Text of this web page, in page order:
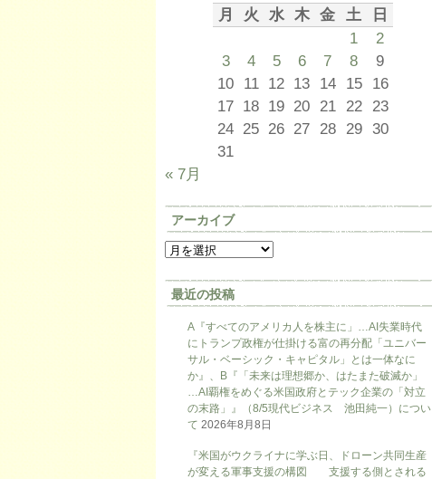
月 火 水 木 金 土
日
1
2
3
4 5 6 7 8
9
10 11 12 13 14 15
16
17 18 19 20 21 22
23
24 25 26 27 28 29 30
31
« 7月
アーカイブ
最近の投稿
A『すべてのアメリカ人を株主に」…AI失業時代
にトランプ政権が仕掛ける富の再分配「ユニバー
サル・ベーシック・キャピタル」とは一体なに
か』、B『「未来は理想郷か、はたまた破滅か」
…AI覇権をめぐる米国政府とテック企業の「対立
の末路」』（8/5現代ビジネス 池田純一）につい
て 2026年8月8日
『米国がウクライナに学ぶ日、ドローン共同生産
が変える軍事支援の構図 支援する側とされる